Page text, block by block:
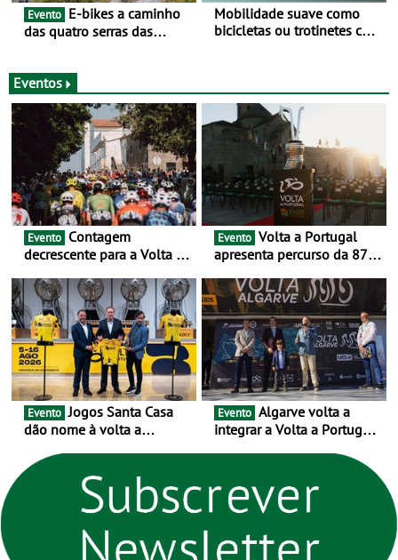
Evento
das quatro serras das
e 10 de Junho
Mobilidade suave como
bicicletas ou trotinetes com
usam os automóveis
exclusivamente em áreas
urbanas
Eventos
Evento
decrescente para a Volta a
as 17 equipas de 2026
Evento
apresenta percurso da 87.ª
novo ciclo rumo ao
centenário
Evento Jogos Santa Casa
dão nome à volta a
um novo ciclo da prova
rumo ao centenário - Volta
a Portugal em Bicicleta
estará na estrada entre 5 e
16 de agosto
Evento
integrar a Volta a Portugal